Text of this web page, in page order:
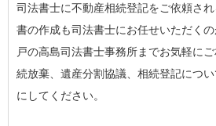
司法書士に不動産相続登記をご依頼さ
書の作成も司法書士にお任せいただく
戸の高島司法書士事務所までお気軽に
続放棄、遺産分割協議、相続登記につ
にしてください。